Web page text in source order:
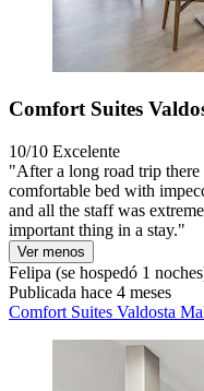
Comfort Suites
10/10 Excelente
"After a long road trip there
comfortable bed with
and all the staff was
important thing in a stay."
Ver menos
Felipa (se hospedó 1
Publicada hace 4 meses
Comfort Suites Valdosta